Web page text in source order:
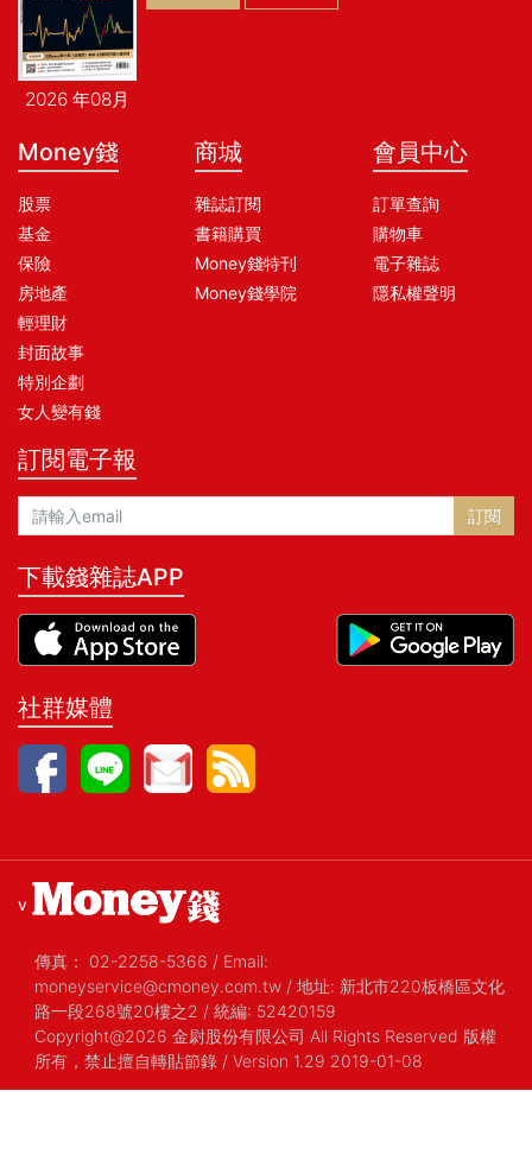
2026 年08月
Money錢
股票
基金
保險
房地產
輕理財
封面故事
特別企劃
女人變有錢
商城
雜誌訂閱
書籍購買
Money錢特刊
Money錢學院
會員中心
訂單查詢
購物車
電子雜誌
隱私權聲明
訂閱電子報
訂閱
下載錢雜誌APP
社群媒體
v
傳真： 02-2258-5366 / Email:
moneyservice@cmoney.com.tw / 地址: 新北市220板橋區文化
路一段268號20樓之2 / 統編: 52420159
Copyright@2026 金尉股份有限公司 All Rights Reserved 版權
所有，禁止擅自轉貼節錄 / Version 1.29 2019-01-08